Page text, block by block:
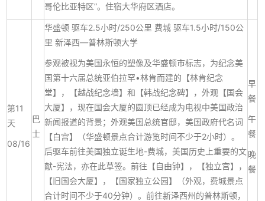
哥伦比亚特区”。住宿大华府区酒店。
第11
天
08/16
巴
士
华盛顿 驱车2.5小时/250公里 费城 驱车1.5小时/150公
里 新泽西—普林斯顿大学
参观被视为美国永恒的塑像及华盛顿市标志，为纪念美
国第十六届总统亚伯拉罕•林肯而建的【林肯纪念
堂】，【越战纪念墙】和【韩战纪念碑】，外观【国会
大厦】，现在国会大厦的圆顶已经成为电视中美国政治
新闻报道的背景；外观美国总统官邸，美国政府代名词
【白宫】（华盛顿景点合计游览时间不少于2小时）。
后驱车前往美国独立诞生地-费城，美国历史上重要的文
献-宪法，亦在此草签。前往【自由钟】，【独立宫】，
【旧国会大厦】，【国家独立公园】（外观，费城景点
合计时间不少于40分钟）。前往新泽西州的普林斯顿，
早
餐
午
餐
晚
餐